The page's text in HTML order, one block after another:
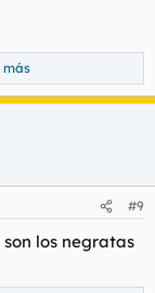
más
#9
son los negratas